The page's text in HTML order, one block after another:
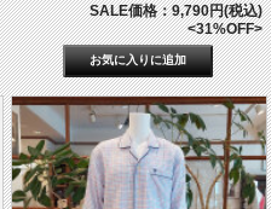
SALE価格：9,790円(税込)
<31%OFF>